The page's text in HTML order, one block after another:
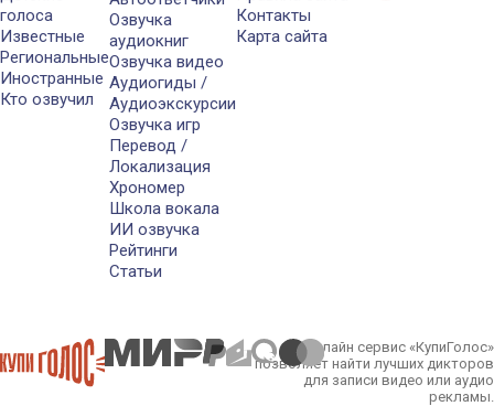
голоса
Известные
Региональные
Иностранные
Кто озвучил
Озвучка
аудиокниг
Озвучка видео
Аудиогиды /
Аудиоэкскурсии
Озвучка игр
Перевод /
Локализация
Хрономер
Школа вокала
ИИ озвучка
Рейтинги
Статьи
Контакты
Карта сайта
Онлайн сервис «КупиГолос»
позволяет найти лучших дикторов
для записи видео или аудио
рекламы.